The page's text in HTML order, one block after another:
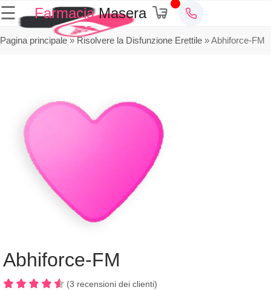
☰ FarmaciaMasera
Pagina principale»Risolvere la Disfunzione Erettile »Abhiforce-FM
Abhiforce-FM
(3 recensioni dei clienti)